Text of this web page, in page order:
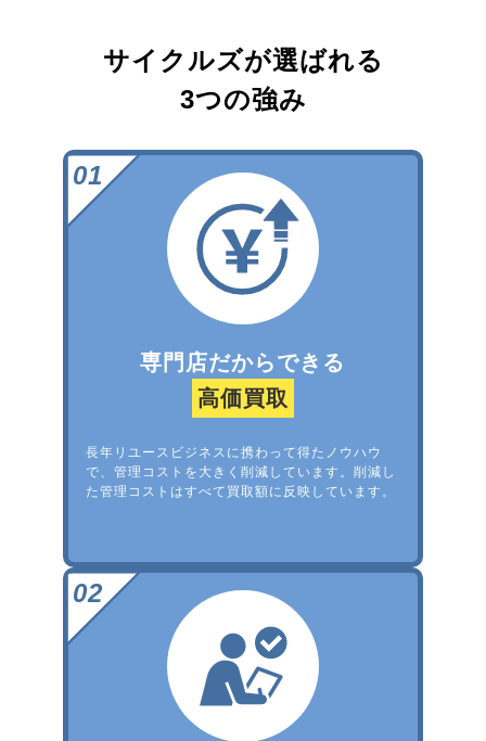
サイクルズが選ばれる
3つの強み
専門店だからできる
高価買取
長年リユースビジネスに携わって得たノウハウ
で、管理コストを大きく削減しています。削減し
た管理コストはすべて買取額に反映しています。